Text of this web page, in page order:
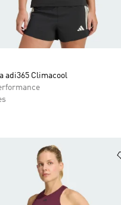
adi365 Climacool
de deseos